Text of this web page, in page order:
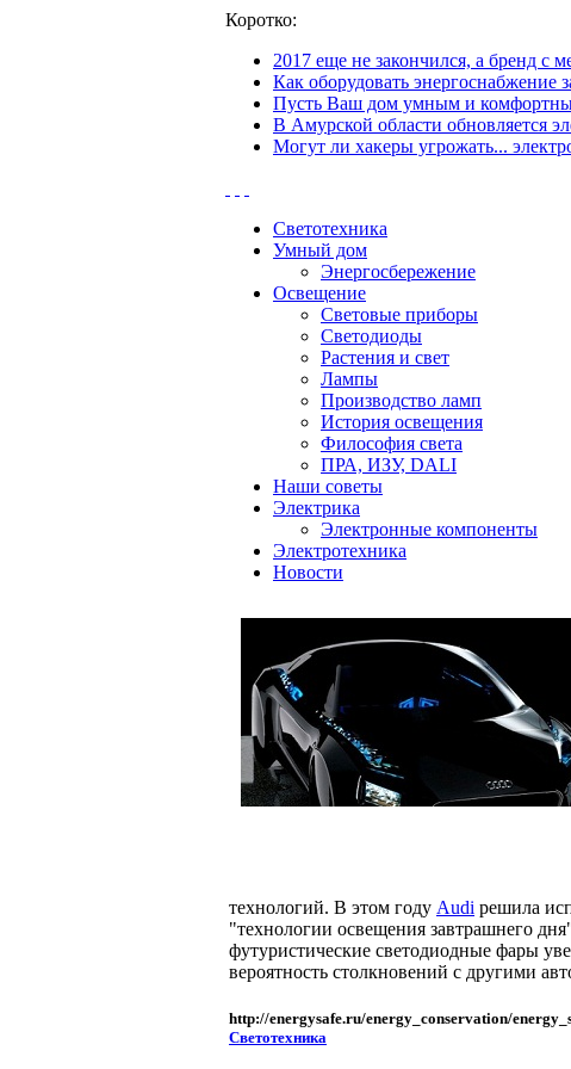
Коротко:
2017 еще не закончился, а бренд
Как оборудовать энергоснабжение
Пусть Ваш дом умным и
В Амурской области обновляется
Могут ли хакеры угрожать...
Светотехника
Умный дом
Энергосбережение
Освещение
Световые приборы
Светодиоды
Растения и свет
Лампы
Производство ламп
История освещения
Философия света
ПРА, ИЗУ, DALI
Наши советы
Электрика
Электронные компоненты
Электротехника
Новости
технологий. В этом году Audi решила
"технологии освещения завтрашнего
футуристические светодиодные фары
вероятность столкновений с другими
http://energysafe.ru/energy_conservation/
Светотехника